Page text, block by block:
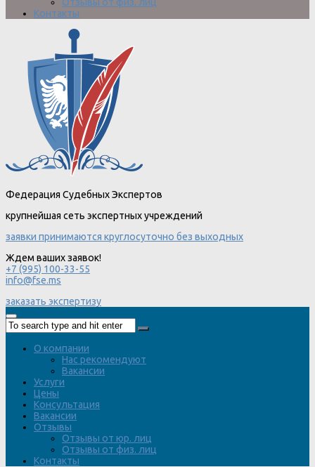
Отзывы от физ. лиц
Контакты
Федерация Судебных Экспертов
крупнейшая сеть экспертных учреждений
заявки принимаются круглосуточно без выходных
Ждем ваших заявок!
+7 (995) 100-33-55
info@fse.ms
заказать экспертизу
О компании
Нас рекомендуют
Вакансии
Услуги
Цены
Консультация
Вакансии
Отзывы
Отзывы от юр. лиц
Отзывы от физ. лиц
Контакты